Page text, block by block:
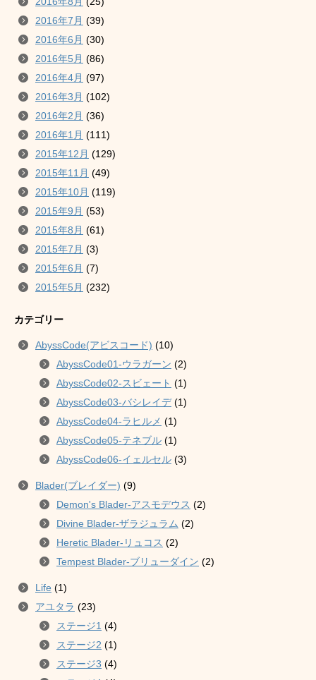
2016年7月 (39)
2016年6月 (30)
2016年5月 (86)
2016年4月 (97)
2016年3月 (102)
2016年2月 (36)
2016年1月 (111)
2015年12月 (129)
2015年11月 (49)
2015年10月 (119)
2015年9月 (53)
2015年8月 (61)
2015年7月 (3)
2015年6月 (7)
2015年5月 (232)
カテゴリー
AbyssCode(アビスコード) (10)
AbyssCode01-ウラガーン (2)
AbyssCode02-スビェート (1)
AbyssCode03-バシレイデ(1)
AbyssCode04-ラヒルメ (1)
AbyssCode05-テネブル (1)
AbyssCode06-イェルセル (3)
Blader(ブレイダー) (9)
Demon's Blader-アスモデウス (2)
Divine Blader-ザラジュラム (2)
Heretic Blader-リュコス (2)
Tempest Blader-ブリューダイン (2)
Life (1)
アユタラ (23)
ステージ1 (4)
ステージ2 (1)
ステージ3 (4)